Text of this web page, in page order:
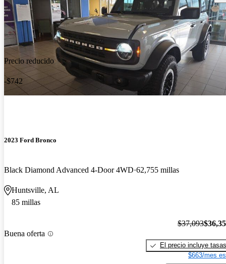
Precio reducido
-$742
2023 Ford Bronco
Black Diamond Advanced 4-Door 4WD 62,755 millas
Huntsville, AL
85 millas
Buena oferta
$37,093
El precio incluye tasas
$663/mes